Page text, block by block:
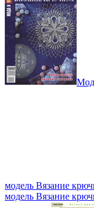
модель Вязание
модель Вязание